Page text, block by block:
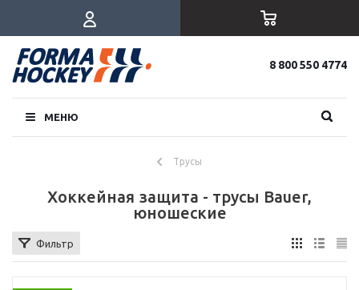
8 800 550 4774
МЕНЮ
Трусы
Хоккейная защита - трусы Bauer,
юношеские
Фильтр